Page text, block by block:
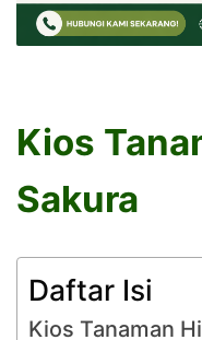
Kios
Sakura
Daftar Isi
Kios Tanaman